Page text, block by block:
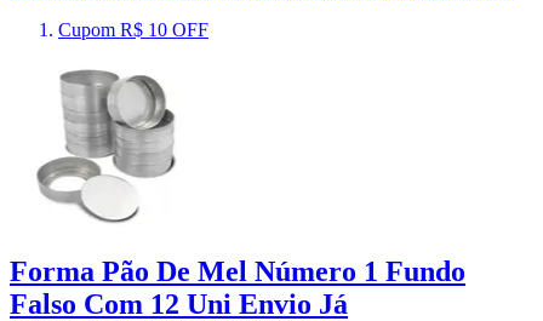
Cupom R$ 10 OFF
Forma Pão De Mel Número 1 Fundo
Falso Com 12 Uni Envio Já